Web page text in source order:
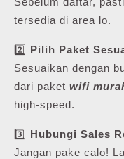
tersedia di area lo.
2️⃣ Pilih Paket
Sesuaikan dengan
dari paket wifi
high-speed.
3️⃣ Hubungi Sales
Jangan pake calo!